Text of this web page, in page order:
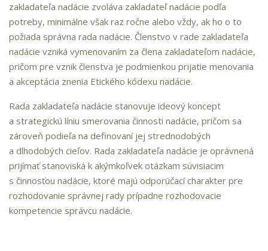
zakladateľa nadácie zvoláva zakladateľ nadácie podľa
potreby, minimálne však raz ročne alebo vždy, ak ho o to
požiada správna rada nadácie. Členstvo v rade zakladateľa
nadácie vzniká vymenovaním za člena zakladateľom nadácie,
pričom pre vznik členstva je podmienkou prijatie menovania
a akceptácia znenia Etického kódexu nadácie.
Rada zakladateľa nadácie stanovuje ideový koncept
a strategickú líniu smerovania činnosti nadácie, pričom sa
zároveň podieľa na definovaní jej strednodobých
a dlhodobých cieľov. Rada zakladateľa nadácie je oprávnená
prijímať stanoviská k akýmkoľvek otázkam súvisiacim
s činnosťou nadácie, ktoré majú odporúčací charakter pre
rozhodovanie správnej rady prípadne rozhodovacie
kompetencie správcu nadácie.